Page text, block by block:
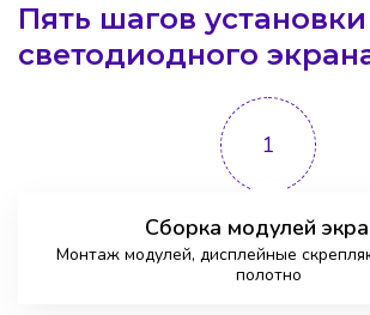
Пять шагов установки
светодиодного
1
Сборка модулей
Монтаж модулей, дисплейные
полотно